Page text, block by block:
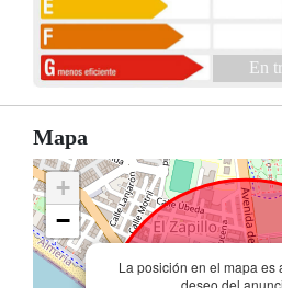
En
Mapa
La posición en el mapa es
+
−